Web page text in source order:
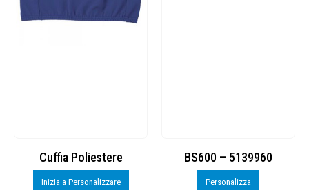
Cuffia Poliestere
Inizia a Personalizzare
BS600 – 5139960
Personalizza